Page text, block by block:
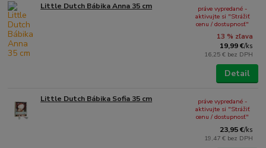
Little Dutch Bábika Anna 35 cm
13 % zľava
19,99 €/ks
16,25 € bez DPH
práve vypredané -
aktivujte si "Strážiť
cenu / dostupnosť"
Detail
Little Dutch Bábika Sofia 35 cm
23,95 €/ks
19,47 € bez DPH
práve vypredané -
aktivujte si "Strážiť
cenu / dostupnosť"